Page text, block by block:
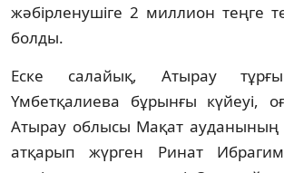
жәбірленушіге 2 миллион теңге
болды.
Еске салайық, Атырау
Үмбетқалиева бұрынғы күйеуі,
Атырау облысы Мақат ауданының
атқарып жүрген Ринат